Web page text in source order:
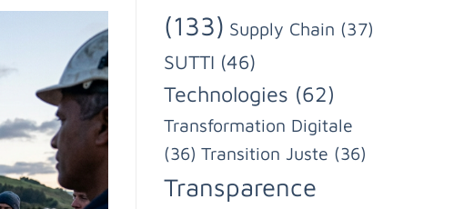
(133) Supply Chain (37)
SUTTI (46)
Technologies (62)
Transformation Digitale
(36) Transition Juste (36)
Transparence